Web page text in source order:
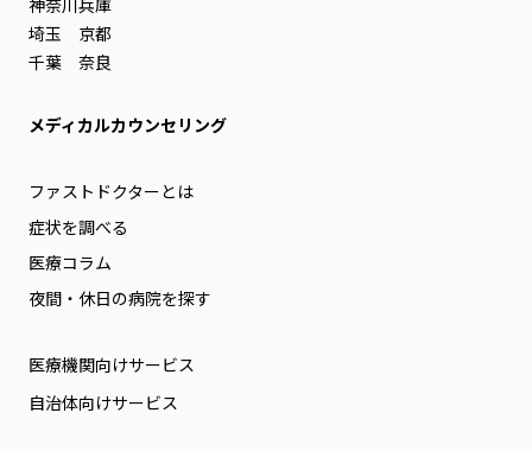
埼玉
千葉
京都
奈良
メディカルカウンセリング
ファストドクターとは
症状を調べる
医療コラム
夜間・休日の病院を探す
医療機関向けサービス
自治体向けサービス